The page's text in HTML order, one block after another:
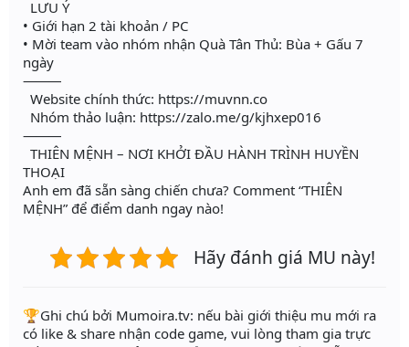
LƯU Ý
• Giới hạn 2 tài khoản / PC
• Mời team vào nhóm nhận Quà Tân Thủ: Bùa + Gấu 7
ngày
⸻
Website chính thức: https://muvnn.co
Nhóm thảo luận: https://zalo.me/g/kjhxep016
⸻
THIÊN MỆNH – NƠI KHỞI ĐẦU HÀNH TRÌNH HUYỀN
THOẠI
Anh em đã sẵn sàng chiến chưa? Comment “THIÊN
MỆNH” để điểm danh ngay nào!
Hãy đánh giá MU này!
️🏆Ghi chú bởi Mumoira.tv: nếu bài giới thiệu mu mới ra
có like & share nhận code game, vui lòng tham gia trực